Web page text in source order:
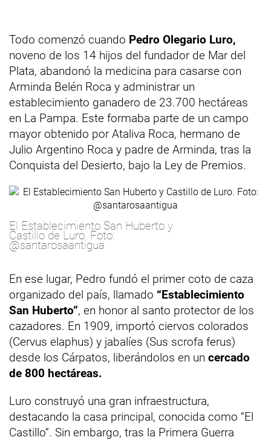
Todo comenzó cuando Pedro Olegario Luro,
noveno de los 14 hijos del fundador de Mar del
Plata, abandonó la medicina para casarse con
Arminda Belén Roca y administrar un
establecimiento ganadero de 23.700 hectáreas
en La Pampa. Este formaba parte de un campo
mayor obtenido por Ataliva Roca, hermano de
Julio Argentino Roca y padre de Arminda, tras la
Conquista del Desierto, bajo la Ley de Premios.
El Establecimiento San Huberto y
Castillo de Luro. Foto:
@santarosaantigua
En ese lugar, Pedro fundó el primer coto de caza
organizado del país, llamado “Establecimiento
San Huberto”, en honor al santo protector de los
cazadores. En 1909, importó ciervos colorados
(Cervus elaphus) y jabalíes (Sus scrofa ferus)
desde los Cárpatos, liberándolos en un cercado
de 800 hectáreas.
Luro construyó una gran infraestructura,
destacando la casa principal, conocida como “El
Castillo”. Sin embargo, tras la Primera Guerra